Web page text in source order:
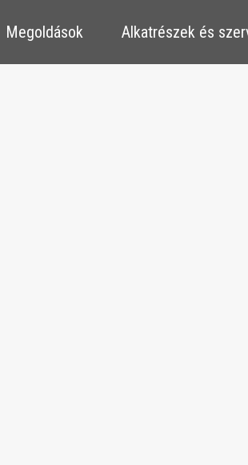
​​Megoldások ​​Alkatrészek és